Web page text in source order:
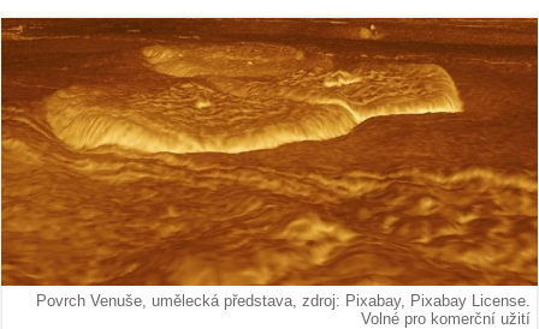
Povrch Venuše, umělecká představa, zdroj: Pixabay, Pixabay License.
Volné pro komerční užití